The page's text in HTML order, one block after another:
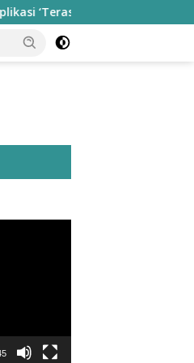
Pendidikan’ Disiapkan untuk